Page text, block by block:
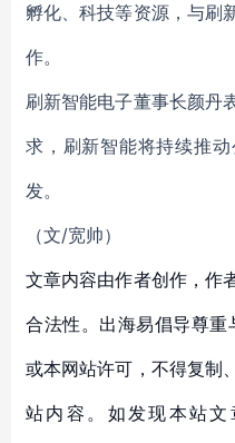
孵化、科技等资源，与刷
作。
刷新智能电子董事长颜丹
求，刷新智能将持续推
发。
（文/宽帅）
文章内容由作者创作，作
合法性。出海易倡导尊
或本网站许可，不得复制
站内容。如发现本站